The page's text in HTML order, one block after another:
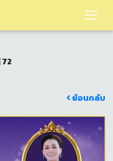
72
ย้อนกลับ